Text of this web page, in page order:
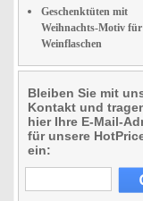
Geschenktüten mit
Weihnachts-Motiv für
Weinflaschen
Bleiben Sie mit
Kontakt und
hier Ihre E-Mail-
für unsere
ein: